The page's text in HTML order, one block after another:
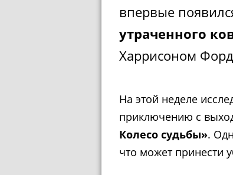
впервые
утраченного
Харрисоном
На этой неделе
приключению с
Колесо судьбы».
что может принести